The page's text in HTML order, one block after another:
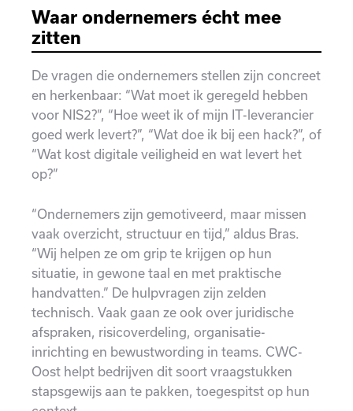
Waar ondernemers écht mee
zitten
De vragen die ondernemers stellen zijn concreet
en herkenbaar: “Wat moet ik geregeld hebben
voor NIS2?”, “Hoe weet ik of mijn IT-leverancier
goed werk levert?”, “Wat doe ik bij een hack?”, of
“Wat kost digitale veiligheid en wat levert het
op?”
“Ondernemers zijn gemotiveerd, maar missen
vaak overzicht, structuur en tijd,” aldus Bras.
“Wij helpen ze om grip te krijgen op hun
situatie, in gewone taal en met praktische
handvatten.” De hulpvragen zijn zelden
technisch. Vaak gaan ze ook over juridische
afspraken, risicoverdeling, organisatie-
inrichting en bewustwording in teams. CWC-
Oost helpt bedrijven dit soort vraagstukken
stapsgewijs aan te pakken, toegespitst op hun